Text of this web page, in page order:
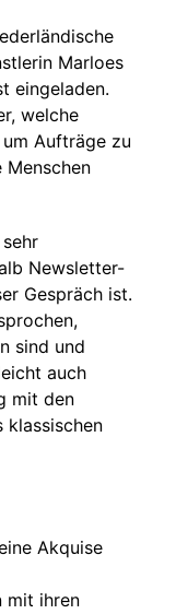
Marloes
eingeladen.
welche
Aufträge zu
Menschen
Newsletter-
Gespräch ist.
sind und
auch
mit den
Akquise
mit ihren